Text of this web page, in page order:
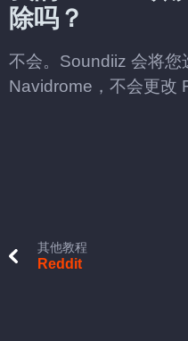
除吗？
不会。Soundiiz 会将您
Navidrome，不会更改
其他教程
Reddit